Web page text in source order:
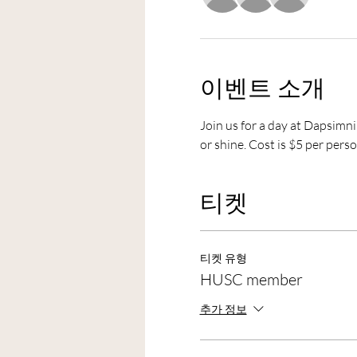
이벤트 소개
Join us for a day at
or shine. Cost is $5 per
티켓
티켓 유형
HUSC member
추가 정보